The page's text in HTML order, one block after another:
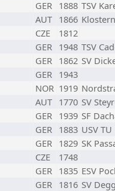
GER 1888 TSV
AUT 1866
CZE
1812
GER 1948 TSV
GER 1862 SV
GER 1943
NOR 1919
AUT 1770 SV
GER 1939 SF
GER 1883 USV
GER 1829 SK
CZE
1748
GER 1835 ESV
GER 1816 SV